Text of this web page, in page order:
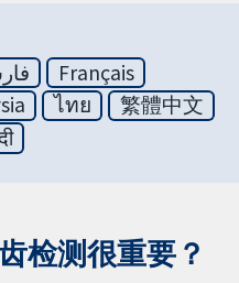
Français
ไทย
繁體中文
检测很重要？